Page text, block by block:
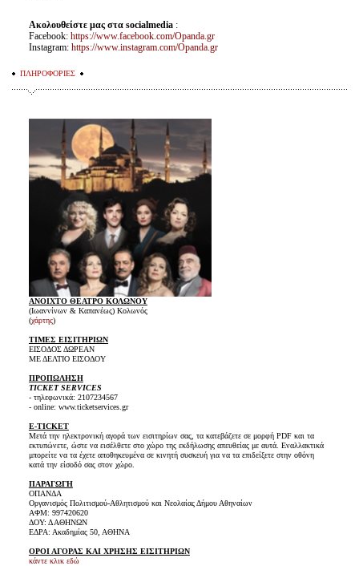
Ακολουθείστε μας στα socialmedia:
Facebook: https://www.facebook.com/Opanda.gr
Instagram: https://www.instagram.com/Opanda.gr
ΠΛΗΡΟΦΟΡΙΕΣ
ΑΝΟΙΧΤΟ ΘΕΑΤΡΟ ΚΟΛΩΝΟΥ
(Ιωαννίνων & Καπανέως) Κολωνός
(χάρτης)
ΤΙΜΕΣ ΕΙΣΙΤΗΡΙΩΝ
ΕΙΣΟΔΟΣ ΔΩΡΕΑΝ
ΜΕ ΔΕΛΤΙΟ ΕΙΣΟΔΟΥ
ΠΡΟΠΩΛΗΣΗ
TICKET SERVICES
- τηλεφωνικά: 2107234567
- online: www.ticketservices.gr
E-TICKET
Μετά την ηλεκτρονική αγορά των εισιτηρίων σας, τα κατεβάζετε σε μορφή PDF και τα
εκτυπώνετε, ώστε να εισέλθετε στο χώρο της εκδήλωσης απευθείας με αυτά. Εναλλακτικά
μπορείτε να τα έχετε αποθηκευμένα σε κινητή συσκευή για να τα επιδείξετε στην οθόνη
κατά την είσοδό σας στον χώρο.
ΠΑΡΑΓΩΓΗ
ΟΠΑΝΔΑ
Οργανισμός Πολιτισμού-Αθλητισμού και Νεολαίας Δήμου Αθηναίων
ΑΦΜ: 997420620
ΔΟΥ: Δ ΑΘΗΝΩΝ
ΕΔΡΑ: Ακαδημίας 50, ΑΘΗΝΑ
ΟΡΟΙ ΑΓΟΡΑΣ ΚΑΙ ΧΡΗΣΗΣ ΕΙΣΙΤΗΡΙΩΝ
κάντε κλικ εδώ